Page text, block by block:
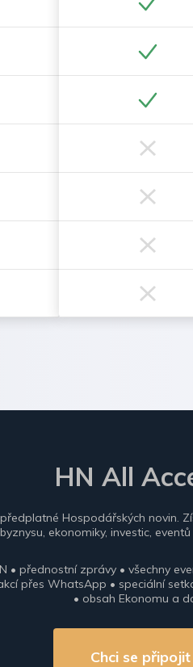
HN All
Hospodářských novin.
byznysu, ekonomiky, investic,
• přednostní zprávy • všechny
přes WhatsApp • speciální
• obsah Ekonomu a
Chci se připojit